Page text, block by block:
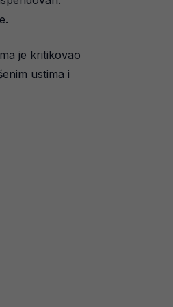
je kritikovao
ustima i